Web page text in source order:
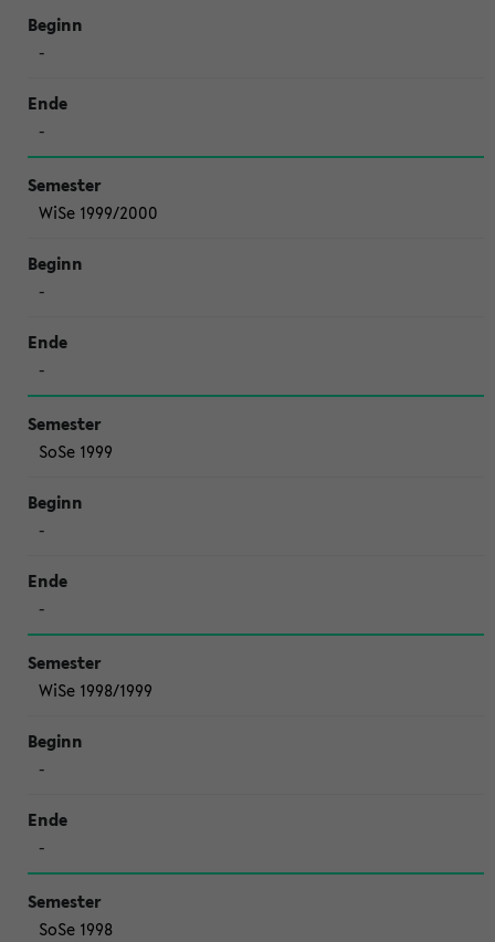
-
-
WiSe 1999/2000
-
-
SoSe 1999
-
-
WiSe 1998/1999
-
-
SoSe 1998